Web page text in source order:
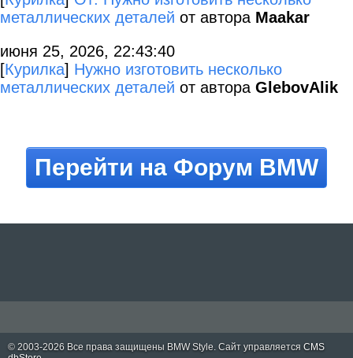
металлических деталей от автора Maakar
июня 25, 2026, 22:43:40
[Курилка] Нужно изготовить несколько
металлических деталей от автора GlebovAlik
Перейти на Форум BMW
© 2003-2026 Все права защищены BMW Style. Сайт управляется CMS